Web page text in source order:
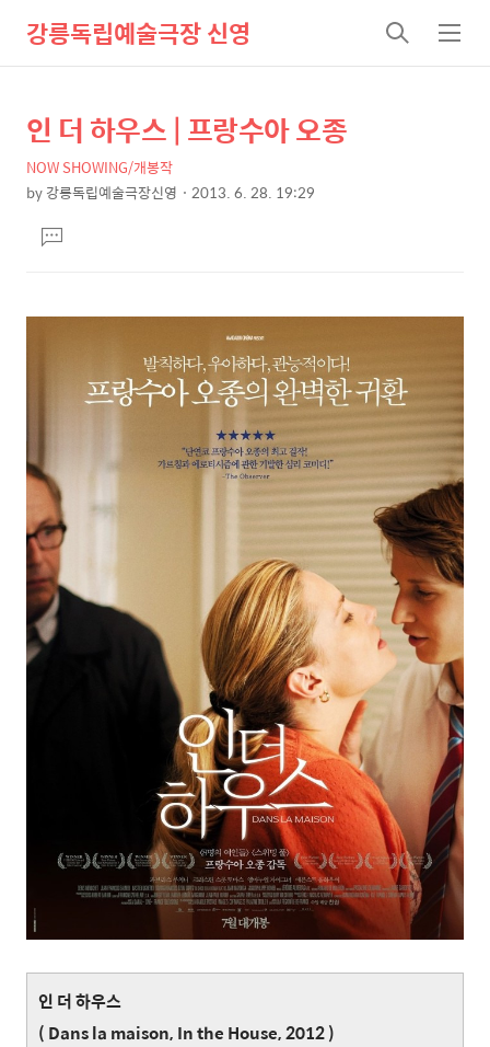
강릉독립예술극장 신영
검
색
메
뉴
상
세
컨
텐
츠
본
문
제
목
인 더 하우스 | 프랑수아 오종
NOW SHOWING/개봉작
by강릉독립예술극장신영 2013. 6. 28. 19:29
문댓
글
인 더 하우스
( Dans la maison, In the House, 2012 )